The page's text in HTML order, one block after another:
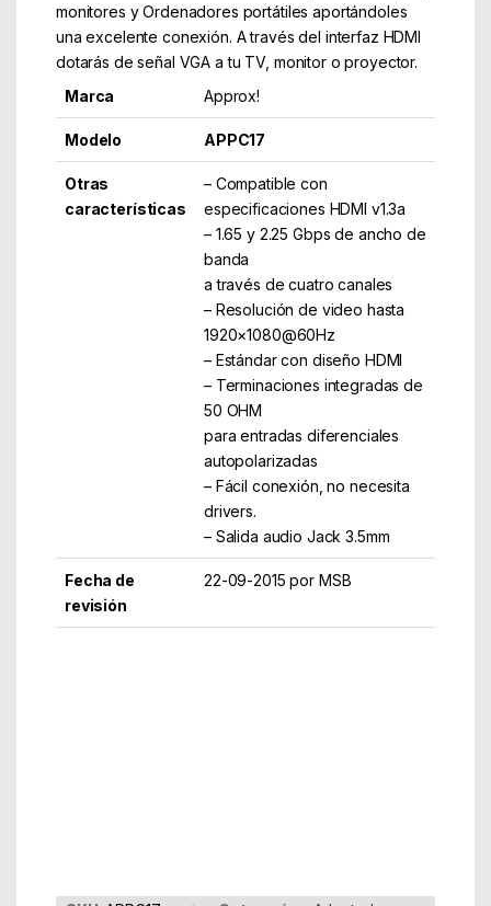
monitores y Ordenadores portátiles aportándoles
una excelente conexión. A través del interfaz HDMI
dotarás de señal VGA a tu TV, monitor o proyector.
Marca
Approx!
Modelo APPC17
Otras
características
– Compatible con
especificaciones HDMI v1.3a
– 1.65 y 2.25 Gbps de ancho de
banda
a través de cuatro canales
– Resolución de video hasta
1920×1080@60Hz
– Estándar con diseño HDMI
– Terminaciones integradas de
50 OHM
para entradas diferenciales
autopolarizadas
– Fácil conexión, no necesita
drivers.
– Salida audio Jack 3.5mm
Fecha de
revisión
22-09-2015 por MSB